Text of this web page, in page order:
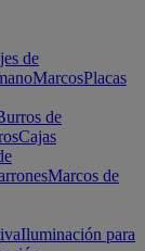
de
MarcosPlacas
de
Cajas
Marcos de
Iluminación para